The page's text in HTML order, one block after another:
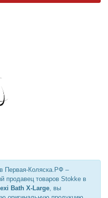
Первая-Коляска.РФ –
продавец товаров Stokke в
Bath X-Large , вы